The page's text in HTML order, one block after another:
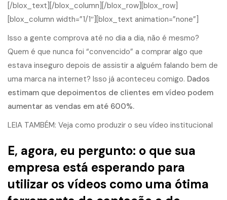
[/blox_text][/blox_column][/blox_row][blox_row]
[blox_column width=”1/1″][blox_text animation=”none”]
Isso a gente comprova até no dia a dia, não é mesmo?
Quem é que nunca foi “convencido” a comprar algo que
estava inseguro depois de assistir a alguém falando bem de
uma marca na internet? Isso já aconteceu comigo. Dados
estimam que depoimentos de clientes em vídeo podem
aumentar as vendas em até 600%.
LEIA TAMBÉM: Veja como produzir o seu vídeo institucional
E, agora, eu pergunto: o que sua
empresa está esperando para
utilizar os vídeos como uma ótima